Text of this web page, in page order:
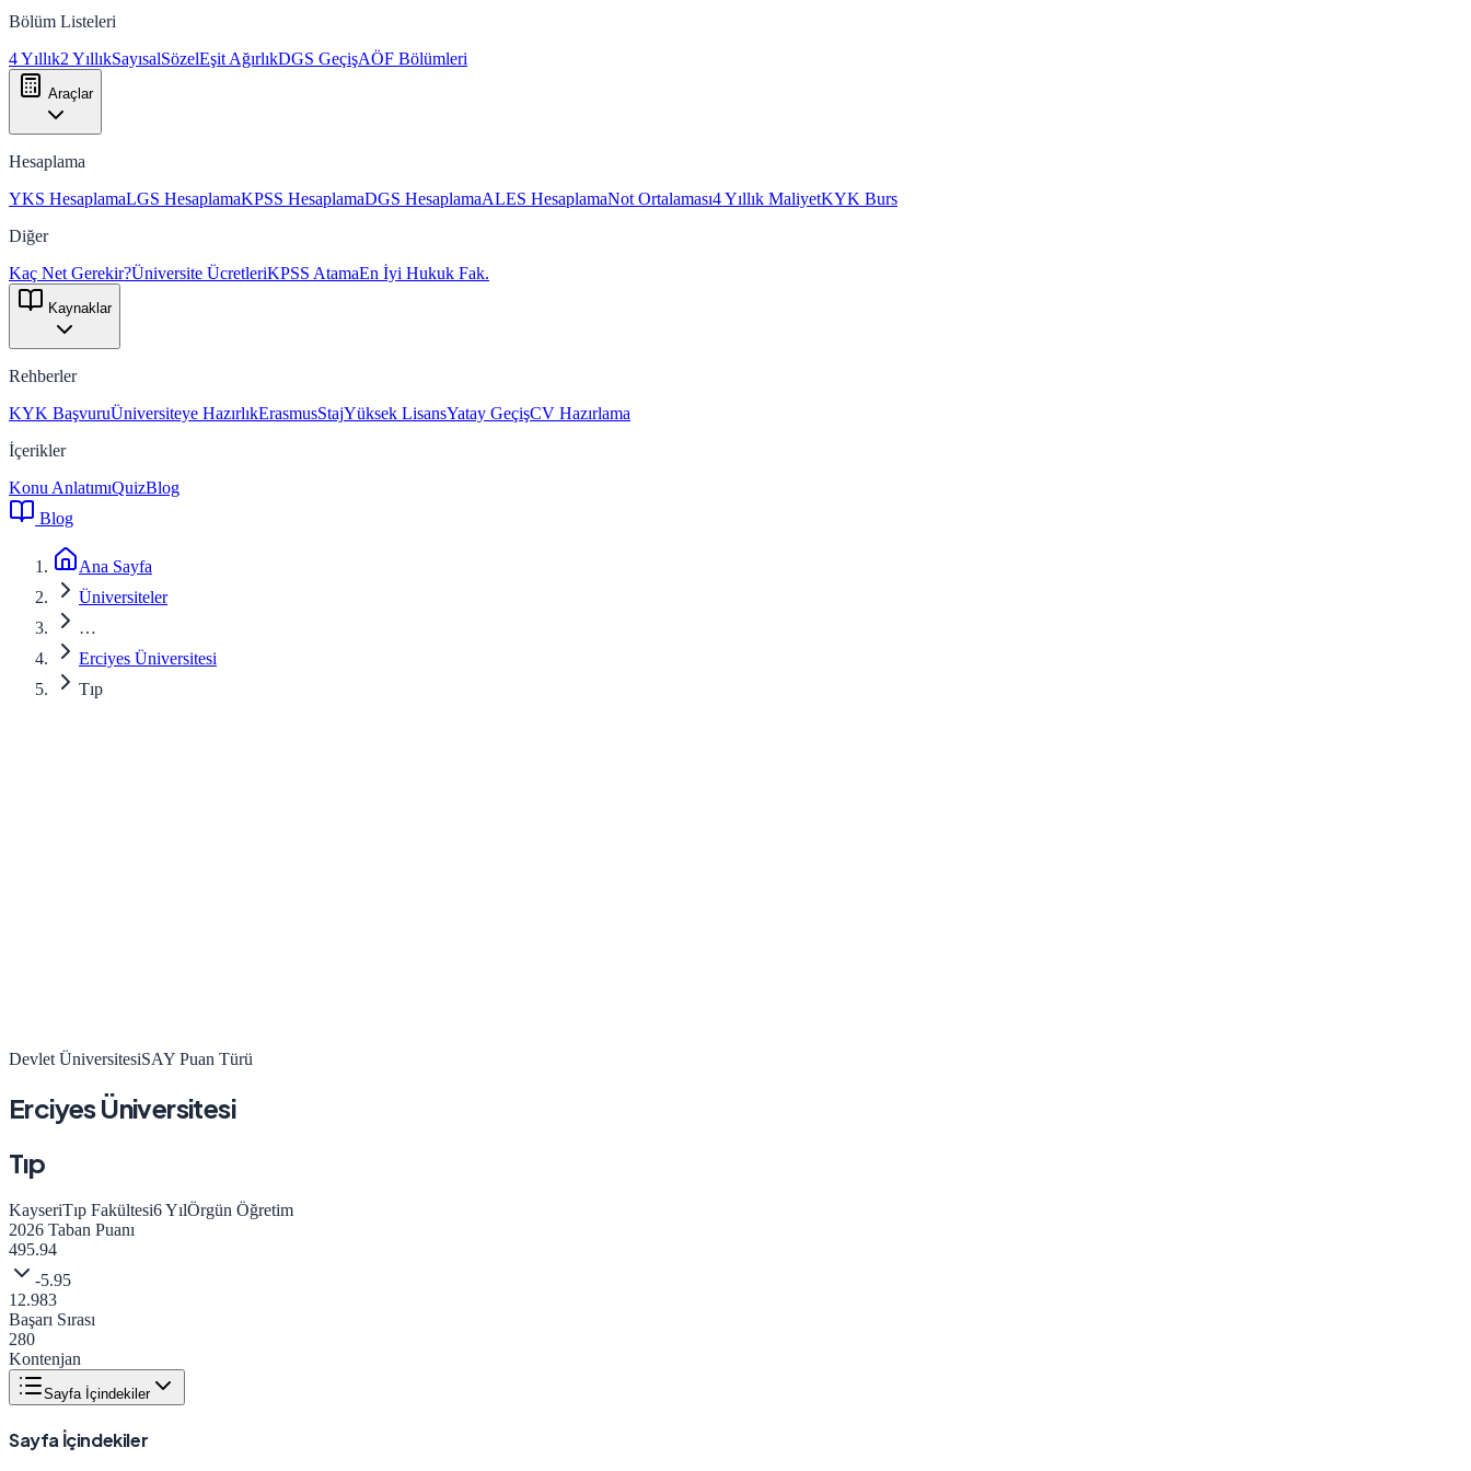
Bölüm Listeleri
4 Yıllık2 YıllıkSayısalSözelEşit AğırlıkDGS GeçişAÖF Bölümleri
Araçlar
Hesaplama
YKS HesaplamaLGS HesaplamaKPSS HesaplamaDGS HesaplamaALES HesaplamaNot Ortalaması4 Yıllık MaliyetKYK Burs
Diğer
Kaç Net Gerekir?Üniversite ÜcretleriKPSS AtamaEn İyi Hukuk Fak.
Kaynaklar
Rehberler
KYK BaşvuruÜniversiteye HazırlıkErasmusStajYüksek LisansYatay GeçişCV Hazırlama
İçerikler
Konu AnlatımıQuizBlog
Blog
Ana Sayfa
Üniversiteler
…
Erciyes Üniversitesi
Tıp
Devlet ÜniversitesiSAY Puan Türü
Erciyes Üniversitesi
Tıp
KayseriTıp Fakültesi6YılÖrgün Öğretim
2026 Taban Puanı
495.94
-5.95
12.983
Başarı Sırası
280
Kontenjan
Sayfa İçindekiler
Sayfa İçindekiler